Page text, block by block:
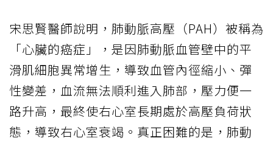
宋思賢醫師說明，肺動脈高壓（PAH）被稱為
「心臟的癌症」，是因肺動脈血管壁中的平
滑肌細胞異常增生，導致血管內徑縮小、彈
性變差，血流無法順利進入肺部，壓力便一
路升高，最終使右心室長期處於高壓負荷狀
態，導致右心室衰竭。真正困難的是，肺動